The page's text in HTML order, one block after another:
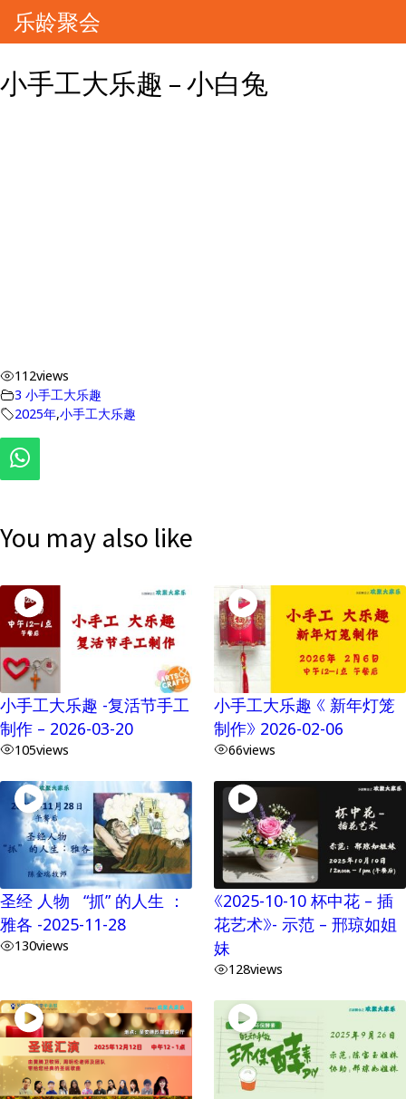
乐龄聚会
小手工大乐趣 – 小白兔
112views
3 小手工大乐趣
2025年,小手工大乐趣
You may also like
小手工大乐趣 -复活节手工
制作 – 2026-03-20
105views
小手工大乐趣 《 新年灯笼
制作》 2026-02-06
66views
圣经 人物 “抓” 的人生 ：
雅各 -2025-11-28
130views
《2025-10-10 杯中花 – 插
花艺术》- 示范 – 邢琼如姐
妹
128views